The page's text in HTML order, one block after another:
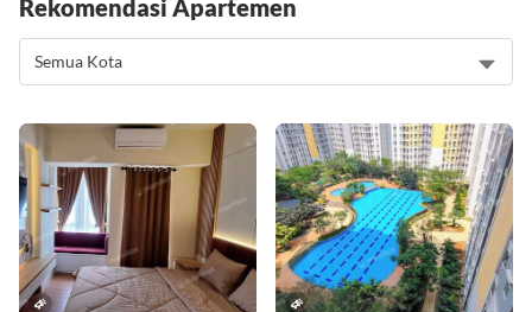
Rekomendasi Apartemen